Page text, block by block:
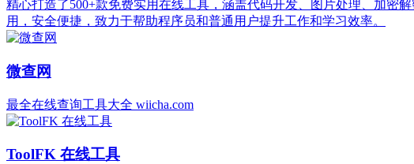
精心打造了500+款免费实用在线工具，涵盖代码开发、图片处理、加密
用，安全便捷，致力于帮助程序员和普通用户提升工作和学习效率。
微查网
最全在线查询工具大全 wiicha.com
ToolFK 在线工具